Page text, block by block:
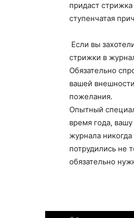
придаст
ступенчатая
Если вы
стрижки в
Обязательно
вашей
пожелания.
Опытный
время года,
журнала
потрудились не
обязательно